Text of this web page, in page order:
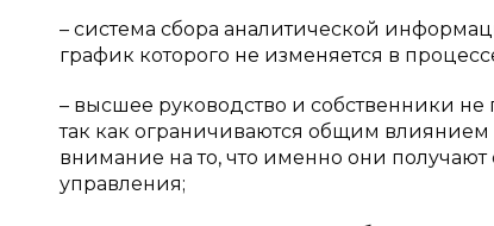
– система сбора аналитической
график которого не изменяется в
– высшее руководство и собственники
так как ограничиваются общим влиянием
внимание на то, что именно они
управления;